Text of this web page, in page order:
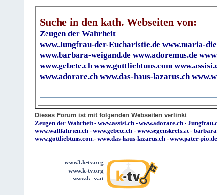
Suche in den kath. Webseiten von:
Zeugen der Wahrheit
www.Jungfrau-der-Eucharistie.de www.maria-
www.barbara-weigand.de www.adoremus.de
www.gebete.ch www.gottliebtuns.com
www.adorare.ch www.das-haus-lazarus.ch
Dieses Forum ist mit folgenden Webseiten verlinkt
Zeugen der Wahrheit- www.assisi.ch - www.adorare.ch -
www.wallfahrten.ch - www.gebete.ch - www.segenskreis.at-
www.gottliebtuns.com- www.das-haus-lazarus.ch - www.pater-pio.de
www3.k-tv.org
www.k-tv.org
www.k-tv.at